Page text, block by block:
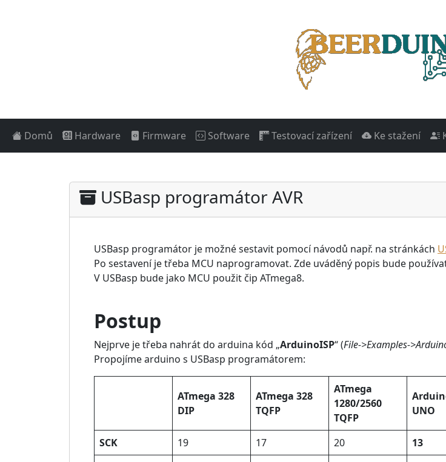
Domů Hardware Firmware Software Testovací zařízení Ke stažení
USBasp programátor AVR
USBasp programátor je možné sestavit pomocí návodů např. na stránkách
Po sestavení je třeba MCU naprogramovat. Zde uváděný popis bude
V USBasp bude jako MCU použit čip ATmega8.
Postup
Nejprve je třeba nahrát do arduina kód „ArduinoISP“ (File->Examples-
Propojíme arduino s USBasp programátorem:
ATmega 328
DIP
ATmega 328
TQFP
ATmega
1280/2560
TQFP
UNO
SCK 19 17 20 13